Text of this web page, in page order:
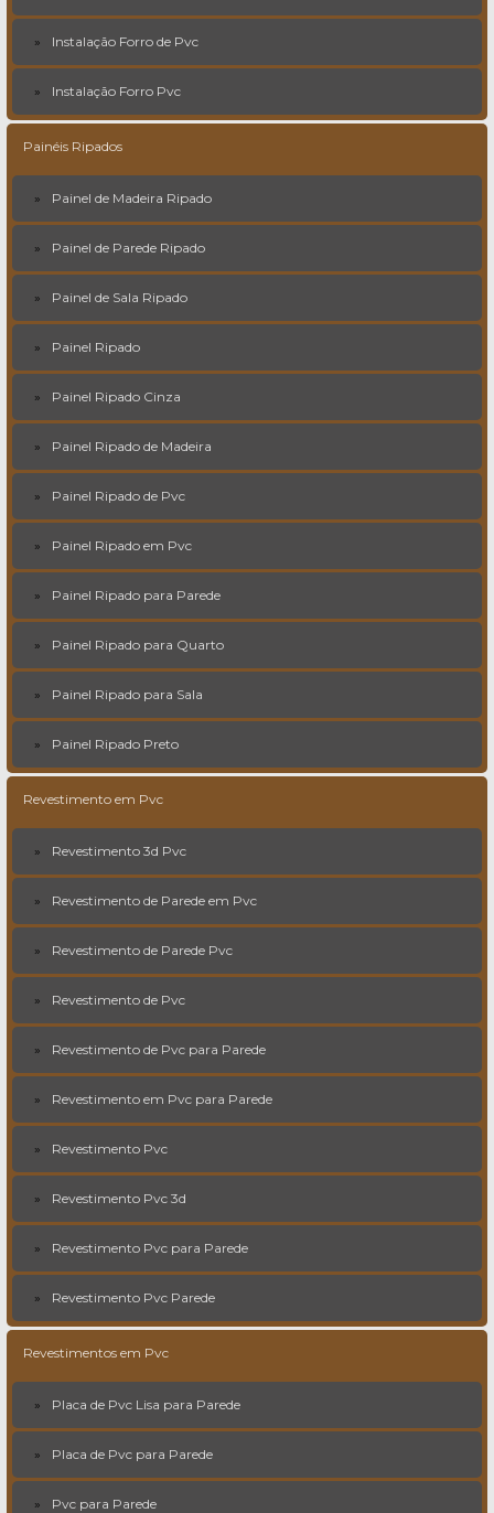
Instalação Forro de Pvc
Instalação Forro Pvc
Painéis Ripados
Painel de Madeira Ripado
Painel de Parede Ripado
Painel de Sala Ripado
Painel Ripado
Painel Ripado Cinza
Painel Ripado de Madeira
Painel Ripado de Pvc
Painel Ripado em Pvc
Painel Ripado para Parede
Painel Ripado para Quarto
Painel Ripado para Sala
Painel Ripado Preto
Revestimento em Pvc
Revestimento 3d Pvc
Revestimento de Parede em Pvc
Revestimento de Parede Pvc
Revestimento de Pvc
Revestimento de Pvc para Parede
Revestimento em Pvc para Parede
Revestimento Pvc
Revestimento Pvc 3d
Revestimento Pvc para Parede
Revestimento Pvc Parede
Revestimentos em Pvc
Placa de Pvc Lisa para Parede
Placa de Pvc para Parede
Pvc para Parede